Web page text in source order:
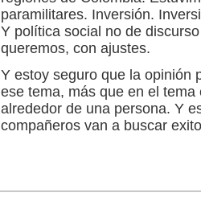
paramilitares. Inversión.
Y política social no de
queremos, con ajustes.
Y estoy seguro que la opinión
ese tema, más que en el
alrededor de una persona. Y
compañeros van a buscar